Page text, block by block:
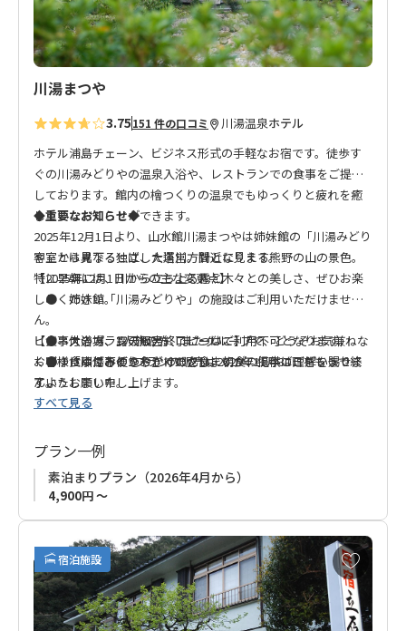
川湯まつや
3.75151 件の口コミ 川湯温泉ホテル
ホテル浦島チェーン、ビジネス形式の手軽なお宿です。徒歩す
ぐの川湯みどりやの温泉入浴や、レストランでの食事をご提供
しております。館内の檜つくりの温泉でもゆっくりと疲れを癒
していただくことができます。
客室から見下ろせば、大塔川。間近に見える熊野の山の景色。
特に早朝には、川から立ち上る霧と木々との美しさ、ぜひお楽
しみください。
ビジネスの方、1人旅の方、またグループで、どうぞお気兼ねな
くごゆっくりおくつろぎください。
◆重要なお知らせ◆
2025年12月1日より、山水館川湯まつやは姉妹館の「川湯みどり
や」とは異なる独立した運営方針となります。
【2025年12月1日からの主な変更点】
● 姉妹館「川湯みどりや」の施設はご利用いただけませ
ん。
● 大浴場、露天風呂、ロビーはご利用不可となります。
● 「川湯みどりや」での夕食・朝食の提供はございませ
ん。
【食事付きプランの販売終了について】
● 食事付きの2プランの販売は2025年11月30日をもって終
了いたしました。
お客様にはご不便をおかけいたしますが、何卒ご理解を賜りま
すようお願い申し上げます。
すべて見る
プラン一例
素泊まりプラン（2026年4月から）
4,900円 ～
宿泊施設
お
気
に
入